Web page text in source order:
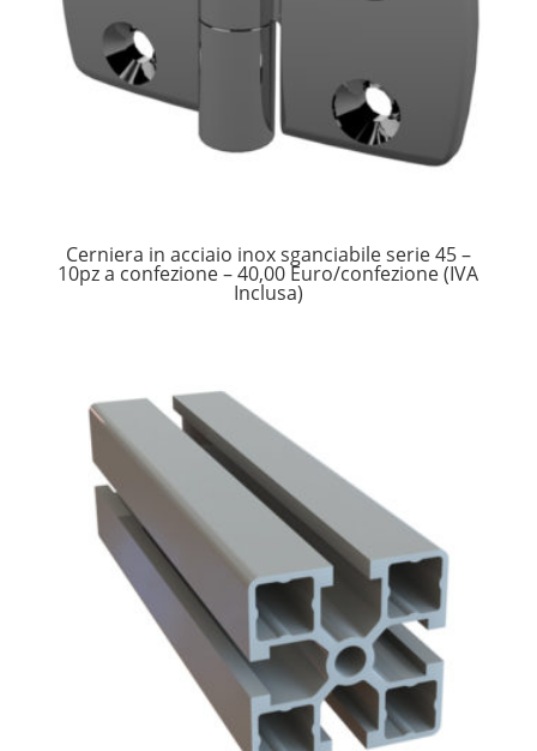
Cerniera in acciaio inox sganciabile serie 45 –
10pz a confezione – 40,00 Euro/confezione (IVA
Inclusa)